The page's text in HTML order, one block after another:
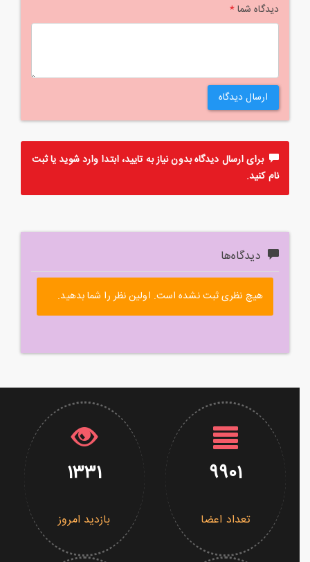
دیدگاه شما*
ارسال دیدگاه
برای ارسال دیدگاه بدون نیاز به تایید، ابتداواردشوید یاثبت
نامکنید.
دیدگاه‌ها
هیچ نظری ثبت نشده است. اولین نظر را شما بدهید.
9901
تعداد اعضا
1331
بازدید امروز